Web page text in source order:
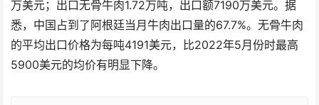
万美元；出口无骨牛肉1.72万吨，出口额7190万美元。据
悉，中国占到了阿根廷当月牛肉出口量的67.7%。无骨牛肉
的平均出口价格为每吨4191美元，比2022年5月份时最高
5900美元的均价有明显下降。